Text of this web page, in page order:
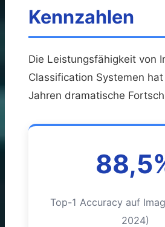
Kennzahlen
Die Leistungsfähigkeit von
Classification Systemen
Jahren dramatische
Top-1 Accuracy auf
2024)